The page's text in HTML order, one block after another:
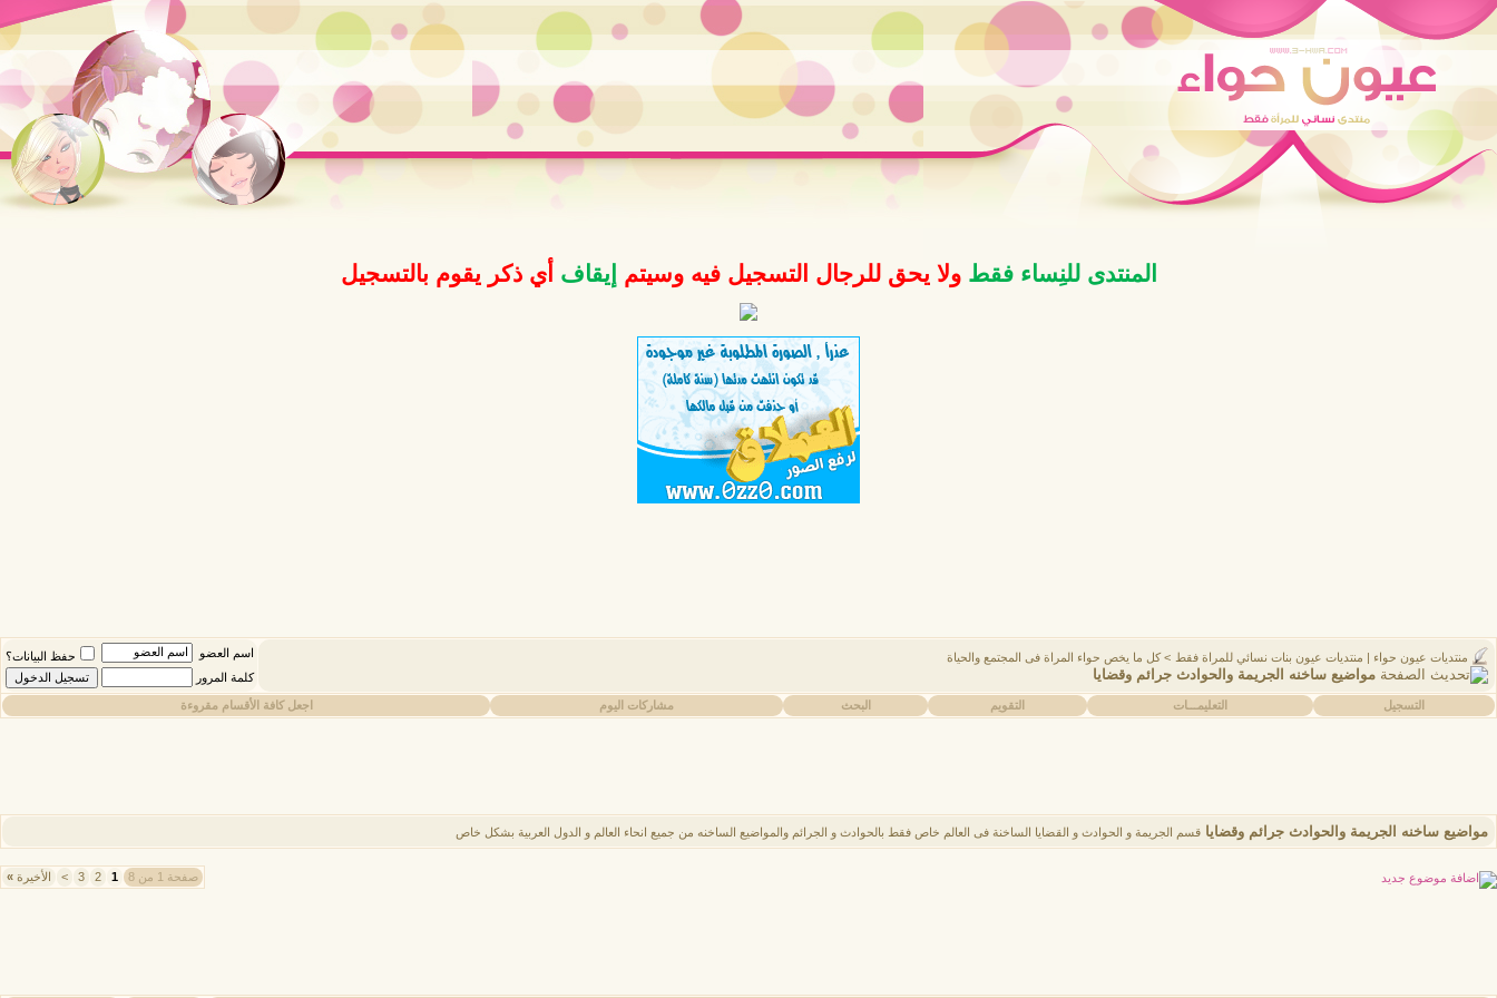
المنتدى للنِساء فقط ولا يحق للرجال التسجيل فيه وسيتم إيقاف أي ذكر يقوم بالتسجيل
منتديات عيون حواء | منتديات عيون بنات نسائي للمراة فقط >كل ما يخص حواء المراة فى المجتمع والحياة
مواضيع ساخنه الجريمة والحوادث جرائم وقضايا
اسم العضو
حفظ البيانات؟
كلمة المرور
التسجيل التعليمـــات التقويم البحث مشاركات اليوم اجعل كافة الأقسام مقروءة
مواضيع ساخنه الجريمة والحوادث جرائم وقضايا قسم الجريمة و الحوادث و القضايا الساخنة فى العالم خاص فقط بالحوادث و الجرائم والمواضيع الساخنه من جميع انحاء العالم و الدول العربية بشكل خاص
صفحة 1 من 8 1
2
3
> الأخيرة »